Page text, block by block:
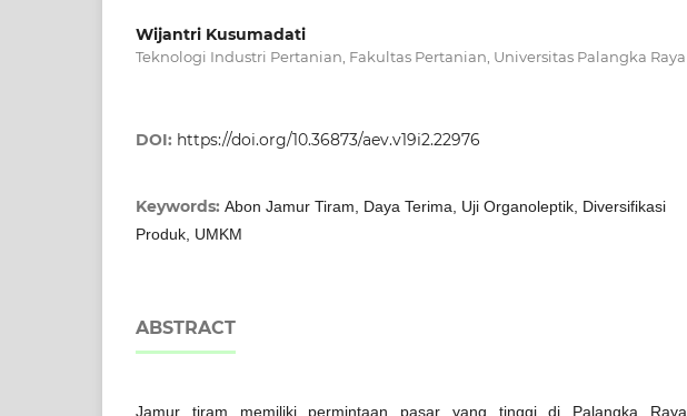
Wijantri Kusumadati
Teknologi Industri Pertanian, Fakultas Pertanian, Universitas Palangka Raya
DOI: https://doi.org/10.36873/aev.v19i2.22976
Keywords: Abon Jamur Tiram, Daya Terima, Uji Organoleptik, Diversifikasi
Produk, UMKM
ABSTRACT
Jamur tiram memiliki permintaan pasar yang tinggi di Palangka Raya,